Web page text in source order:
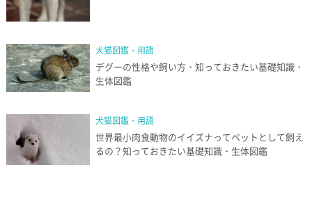
犬猫図鑑・用語
デグーの性格や飼い方・知っておきたい基礎知識・
生体図鑑
犬猫図鑑・用語
世界最小肉食動物のイイズナってペットとして飼え
るの？知っておきたい基礎知識・生体図鑑